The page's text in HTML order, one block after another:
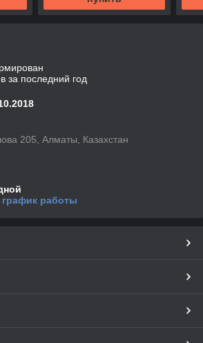
за последний год
205, Алматы, Казахстан
график работы